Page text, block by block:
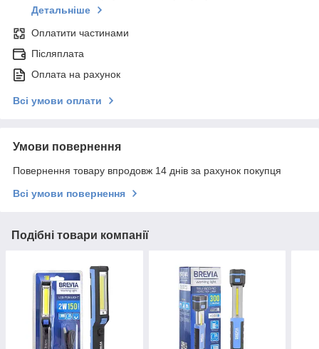
Детальніше
Оплатити частинами
Післяплата
Оплата на рахунок
Всі умови оплати
Умови повернення
Повернення товару впродовж 14 днів за рахунок покупця
Всі умови повернення
Подібні товари компанії